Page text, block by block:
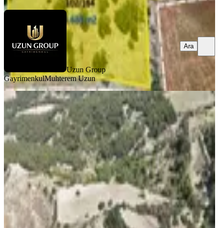
Uzun Group
GayrimenkulMuhterem Uzun
Ara
TAKASLI
Denizli Kale Ortaköy'de Yatırımlık
Fırsat Arazi!!!
Kale, Ortaköy Mahallesi
25392 m²·49/m² ·24.01.2026
1.250.000 ₺
Remax Arsa İbrahim Ethem Atay